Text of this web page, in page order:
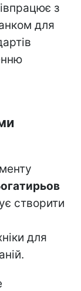
з
для
створити
для